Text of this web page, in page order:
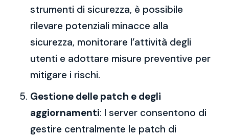
strumenti di sicurezza, è possibile
rilevare potenziali minacce alla
sicurezza, monitorare l’attività degli
utenti e adottare misure preventive per
mitigare i rischi.
Gestione delle patch e degli
aggiornamenti: I server consentono di
gestire centralmente le patch di